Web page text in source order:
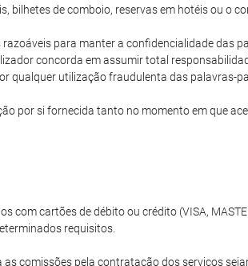
bilhetes de comboio, reservas em hotéis ou o
para manter a confidencialidade das
concorda em assumir total
qualquer utilização fraudulenta das palavras-
por si fornecida tanto no momento em que
com cartões de débito ou crédito (VISA,
requisitos.
comissões pela contratação dos serviços